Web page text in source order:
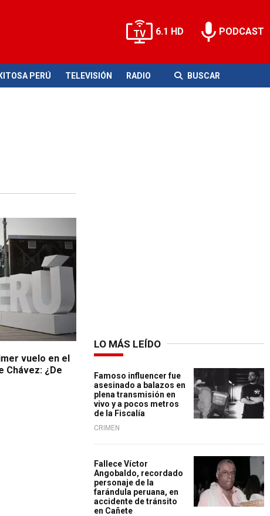
6.1 HD PODCAST
PERÚ TELEVISIÓN RADIO BUSCAR
vuelo en el
Chávez: ¿De
LO MÁS LEÍDO
Famoso influencer fue
asesinado a balazos en
plena transmisión en
vivo y a pocos metros
de la Fiscalía
CRIMEN
Fallece Víctor
Angobaldo, recordado
personaje de la
farándula peruana, en
accidente de tránsito
en Cañete